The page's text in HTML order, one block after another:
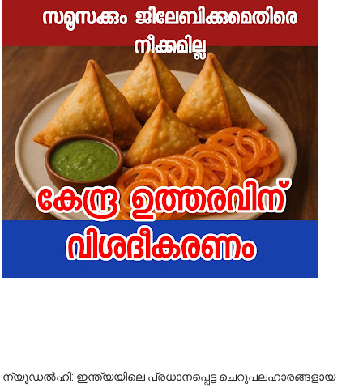
ന്യൂഡൽഹി: ഇന്ത്യയിലെ പ്രധാനപ്പെട്ട ചെറുപലഹാരങ്ങളായ